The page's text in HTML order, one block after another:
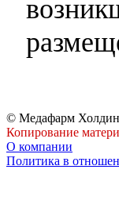
© Медафарм
Копирование
О компании
Политика в